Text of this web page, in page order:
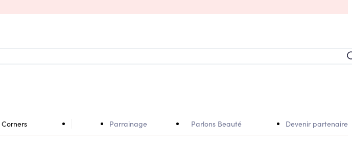
Corners Parrainage Parlons Beauté Devenir partenaire